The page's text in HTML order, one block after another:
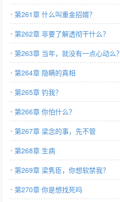
第261章 什么叫重金招婿？
第262章 非要了解透彻干什么？
第263章 当年，就没有一点心动么？
第264章 隐瞒的真相
第265章 钓我？
第266章 你怕什么？
第267章 梁念的事，先不管
第268章 生病
第269章 梁隽臣，你想软禁我？
第270章 你是想找死吗